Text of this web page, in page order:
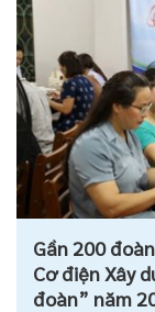
Gần 200
Cơ điện Xây
đoàn” năm